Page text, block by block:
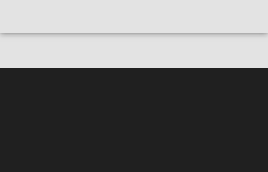
חייגו לייעוץ אישי